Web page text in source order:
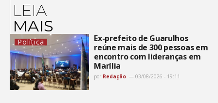
LEIA
MAIS
Política
Ex-prefeito de Guarulhos
reúne mais de 300 pessoas em
encontro com lideranças em
Marília
por Redação 03/08/2026 - 19:11